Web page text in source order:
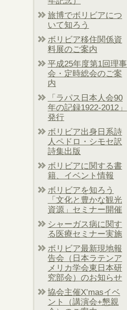
旅博でボリビアにつ
いて知ろう
ボリビア移住関係資
料展のご案内
平成25年度第1回理事
会・定時総会のご案
内
「ラパス日本人会90
年の記録1922-2012」
発行
ボリビア出身日系詩
人ペドロ・シモセ訳
詩集出版
ボリビアに関する書
籍、イベント情報
ボリビアを知ろう
「文化と豊かな観光
資源」セミナー開催
シャーガス病に関す
る医療セミナー実施
ボリビア最新現地報
告会（日本ラテンア
メリカ学会東日本研
究部会）のお知らせ
協会主催X’masイベ
ント（講演会+懇親